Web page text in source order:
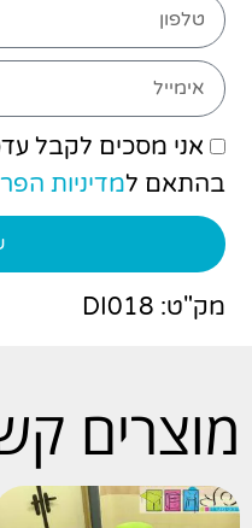
אני מסכים לקבל
בהתאם למדיניות
מק"ט: DI018
מוצרים